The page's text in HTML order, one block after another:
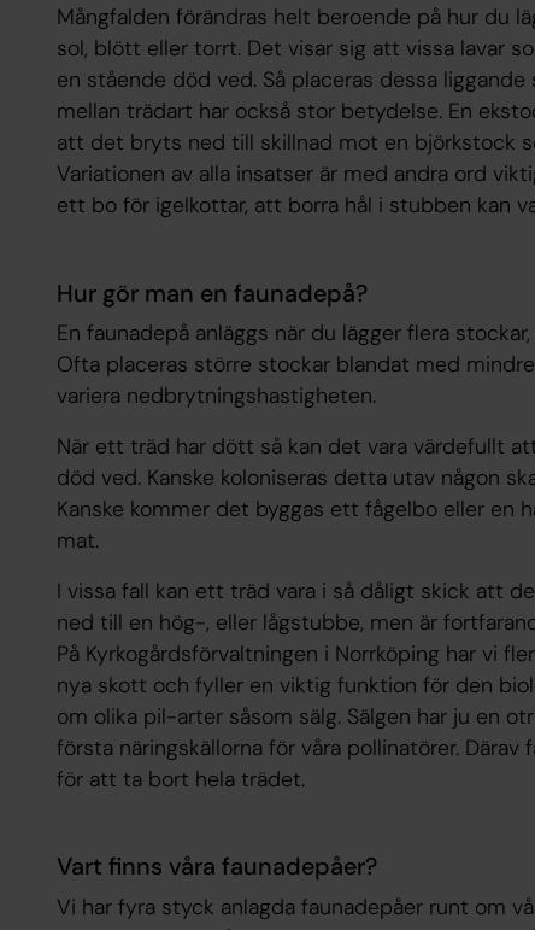
Mångfalden förändras helt beroende på hur du
sol, blött eller torrt. Det visar sig att vissa lavar
en stående död ved. Så placeras dessa
mellan trädart har också stor betydelse. En
att det bryts ned till skillnad mot en björkstock
Variationen av alla insatser är med andra ord
ett bo för igelkottar, att borra hål i stubben kan
Hur gör man en faunadepå?
En faunadepå anläggs när du lägger flera
Ofta placeras större stockar blandat med
variera nedbrytningshastigheten.
När ett träd har dött så kan det vara värdefullt
död ved. Kanske koloniseras detta utav någon
Kanske kommer det byggas ett fågelbo eller en
mat.
I vissa fall kan ett träd vara i så dåligt skick att
ned till en hög-, eller lågstubbe, men är
På Kyrkogårdsförvaltningen i Norrköping har vi
nya skott och fyller en viktig funktion för den
om olika pil-arter såsom sälg. Sälgen har ju en
första näringskällorna för våra pollinatörer. Därav
för att ta bort hela trädet.
Vart finns våra faunadepåer?
Vi har fyra styck anlagda faunadepåer runt om